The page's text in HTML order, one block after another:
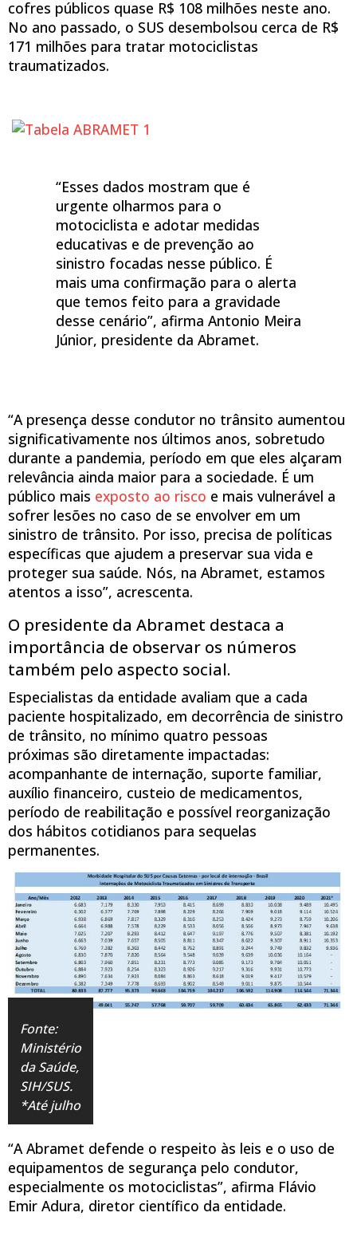
cofres públicos quase R$ 108 milhões neste ano.
No ano passado, o SUS desembolsou cerca de R$
171 milhões para tratar motociclistas
traumatizados.
“Esses dados mostram que é
urgente olharmos para o
motociclista e adotar medidas
educativas e de prevenção ao
sinistro focadas nesse público. É
mais uma confirmação para o alerta
que temos feito para a gravidade
desse cenário”, afirma Antonio Meira
Júnior, presidente da Abramet.
“A presença desse condutor no trânsito aumentou
significativamente nos últimos anos, sobretudo
durante a pandemia, período em que eles alçaram
relevância ainda maior para a sociedade. É um
público mais exposto ao risco e mais vulnerável a
sofrer lesões no caso de se envolver em um
sinistro de trânsito. Por isso, precisa de políticas
específicas que ajudem a preservar sua vida e
proteger sua saúde. Nós, na Abramet, estamos
atentos a isso”, acrescenta.
O presidente da Abramet destaca a
importância de observar os números
também pelo aspecto social.
Especialistas da entidade avaliam que a cada
paciente hospitalizado, em decorrência de sinistro
de trânsito, no mínimo quatro pessoas
próximas são diretamente impactadas:
acompanhante de internação, suporte familiar,
auxílio financeiro, custeio de medicamentos,
período de reabilitação e possível reorganização
dos hábitos cotidianos para sequelas
permanentes.
Fonte:
Ministério
da Saúde,
SIH/SUS.
*Até julho
“A Abramet defende o respeito às leis e o uso de
equipamentos de segurança pelo condutor,
especialmente os motociclistas”, afirma Flávio
Emir Adura, diretor científico da entidade.